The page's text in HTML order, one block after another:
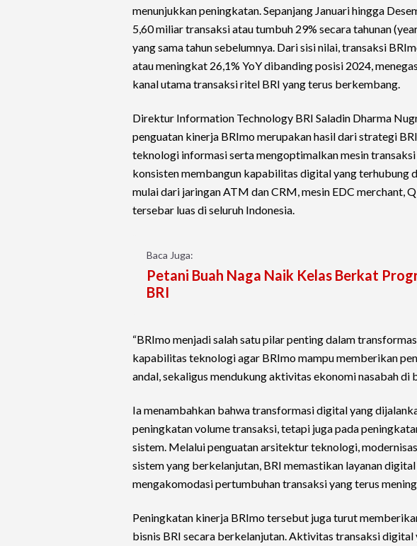
menunjukkan peningkatan. Sepanjang Januari hingga
5,60 miliar transaksi atau tumbuh 29% secara tahunan
yang sama tahun sebelumnya. Dari sisi nilai, transaksi
atau meningkat 26,1% YoY dibanding posisi 2024,
kanal utama transaksi ritel BRI yang terus berkembang.
Direktur Information Technology BRI Saladin Dharma
penguatan kinerja BRImo merupakan hasil dari strategi
teknologi informasi serta mengoptimalkan mesin
konsisten membangun kapabilitas digital yang terhubung
mulai dari jaringan ATM dan CRM, mesin EDC merchant,
tersebar luas di seluruh Indonesia.
Baca Juga:
Petani Buah Naga Naik Kelas Berkat
BRI
“BRImo menjadi salah satu pilar penting dalam
kapabilitas teknologi agar BRImo mampu memberikan
andal, sekaligus mendukung aktivitas ekonomi nasabah di
Ia menambahkan bahwa transformasi digital yang
peningkatan volume transaksi, tetapi juga pada
sistem. Melalui penguatan arsitektur teknologi,
sistem yang berkelanjutan, BRI memastikan layanan
mengakomodasi pertumbuhan transaksi yang terus
Peningkatan kinerja BRImo tersebut juga turut
bisnis BRI secara berkelanjutan. Aktivitas transaksi